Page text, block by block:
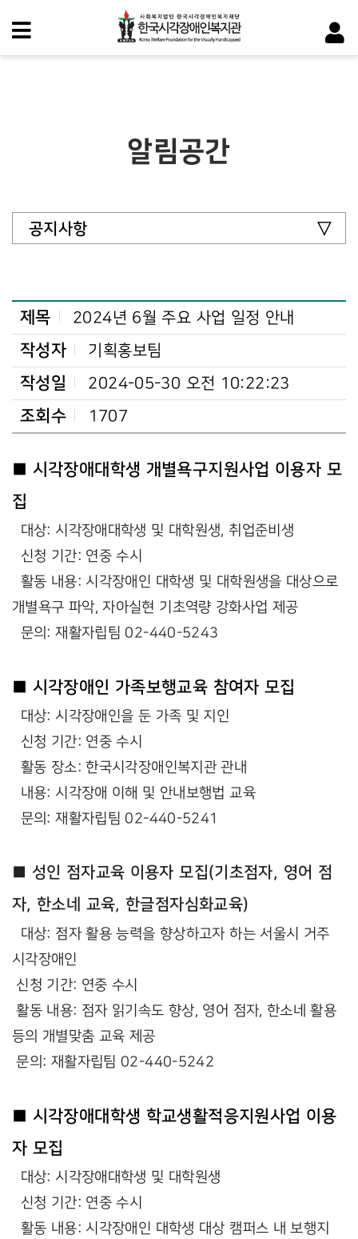
알림공간
공지사항
제목 2024년 6월 주요 사업 일정 안내
작성자 기획홍보팀
작성일 2024-05-30 오전 10:22:23
조회수 1707
■ 시각장애대학생 개별욕구지원사업 이용자 모
집
대상: 시각장애대학생 및 대학원생, 취업준비생
신청 기간: 연중 수시
활동 내용: 시각장애인 대학생 및 대학원생을 대상으로
개별욕구 파악, 자아실현 기초역량 강화사업 제공
문의: 재활자립팀 02-440-5243
■ 시각장애인 가족보행교육 참여자 모집
대상: 시각장애인을 둔 가족 및 지인
신청 기간: 연중 수시
활동 장소: 한국시각장애인복지관 관내
내용: 시각장애 이해 및 안내보행법 교육
문의: 재활자립팀 02-440-5241
■ 성인 점자교육 이용자 모집(기초점자, 영어 점
자, 한소네 교육, 한글점자심화교육)
대상: 점자 활용 능력을 향상하고자 하는 서울시 거주
시각장애인
신청 기간: 연중 수시
활동 내용: 점자 읽기속도 향상, 영어 점자, 한소네 활용
등의 개별맞춤 교육 제공
문의: 재활자립팀 02-440-5242
■ 시각장애대학생 학교생활적응지원사업 이용
자 모집
대상: 시각장애대학생 및 대학원생
신청 기간: 연중 수시
활동 내용: 시각장애인 대학생 대상 캠퍼스 내 보행지